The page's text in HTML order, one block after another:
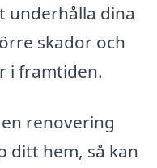
underhålla dina
skador och
i framtiden.
renovering
ditt hem, så kan